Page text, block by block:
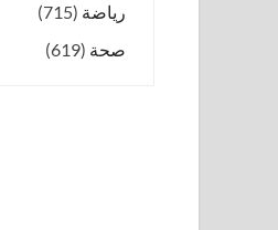
رياضة (715)
صحة (619)